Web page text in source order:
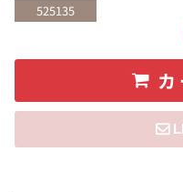
525135
住所を知ら